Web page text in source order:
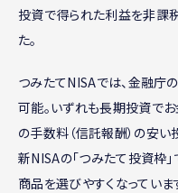
投資で得られた利益を非課
た。
つみたてNISAでは、金融庁
可能。いずれも長期投資で
の手数料（信託報酬）の安
新NISAの「つみたて投資枠
商品を選びやすくなっていま